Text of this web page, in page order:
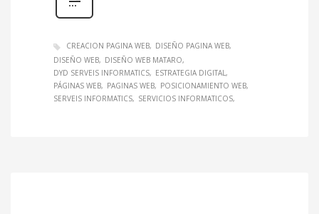
CREACION PAGINA WEB
DISEÑO PAGINA WEB
DISEÑO WEB
DISEÑO WEB MATARO
DYD SERVEIS INFORMATICS
ESTRATEGIA DIGITAL
PÁGINAS WEB
PAGINAS WEB
POSICIONAMIENTO WEB
SERVEIS INFORMATICS
SERVICIOS INFORMATICOS